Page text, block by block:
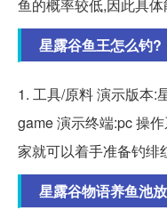
鱼的概率较低,因此具体
星露谷鱼王怎么钓?
1. 工具/原料 演示版本:
game 演示终端:pc 操
家就可以着手准备钓绯
星露谷物语养鱼池